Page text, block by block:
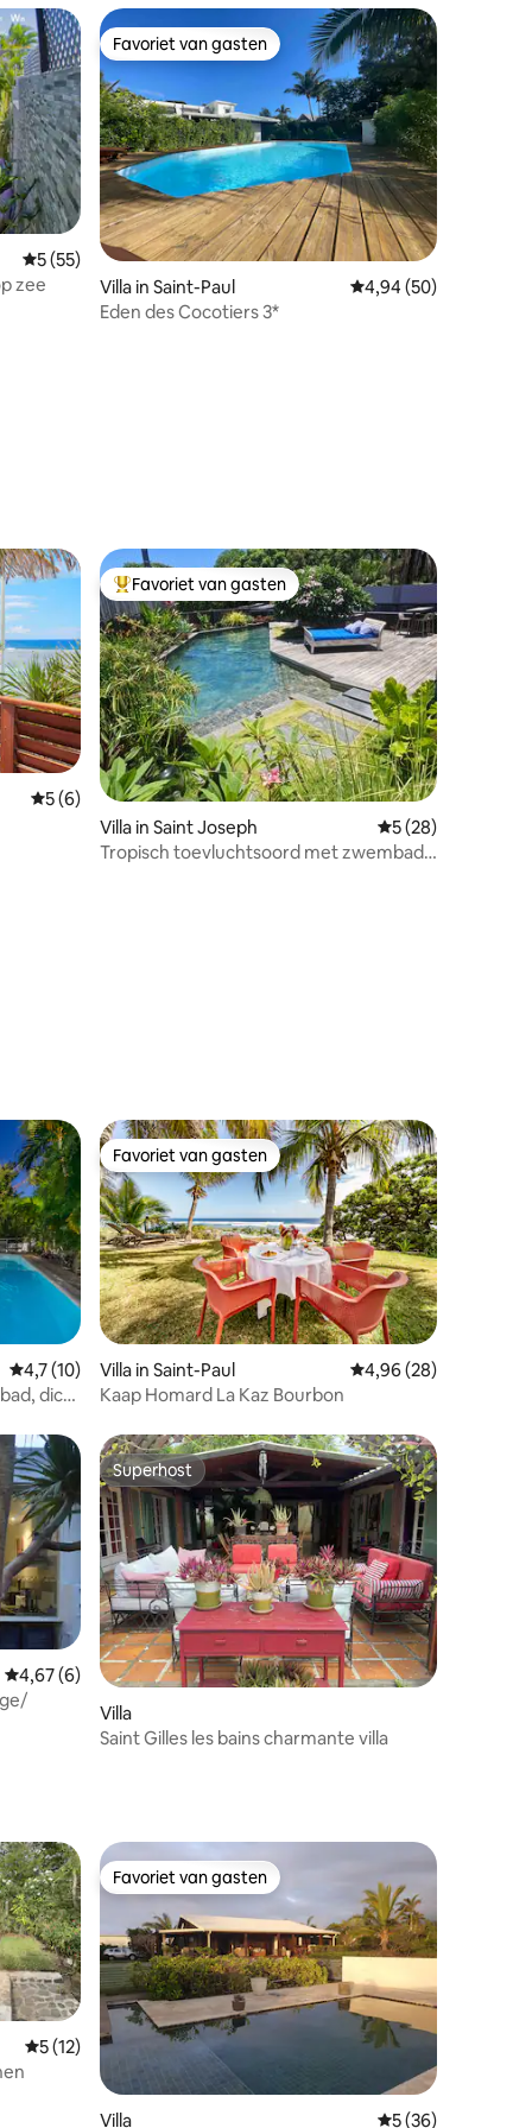
Gemiddelde beoordeling van 5 uit 5, 55 recensies
5 (55)
zee
Favoriet van gasten
Favoriet van gasten
Villa in Saint-Paul Gemiddelde
4,94 (50)
Eden des Cocotiers 3*
Gemiddelde beoordeling van 5 uit 5, 6 recensies
5 (6)
Topfavoriet van gasten
Favoriet van gasten
Villa in Saint Joseph Gemiddelde
5 (28)
Tropisch toevluchtsoord met zwembad
Gemiddelde beoordeling van 4,7 uit 5, 10 recensies
4,7 (10)
dicht
Favoriet van gasten
Favoriet van gasten
Villa in Saint-Paul Gemiddelde
4,96 (28)
Kaap Homard La Kaz Bourbon
Gemiddelde beoordeling van 4,67 uit 5, 6 recensies
4,67 (6)
Superhost
Superhost
Villa
Saint Gilles les bains charmante villa
Gemiddelde beoordeling van 5 uit 5, 12 recensies
5 (12)
Favoriet van gasten
Favoriet van gasten
Villa Gemiddelde
5 (36)